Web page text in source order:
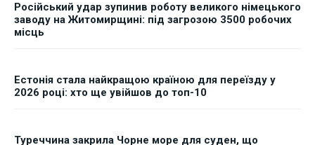
Російський удар зупинив роботу великого німецького
заводу на Житомирщині: під загрозою 3500 робочих
місць
Естонія стала найкращою країною для переїзду у
2026 році: хто ще увійшов до топ-10
Туреччина закрила Чорне море для суден, що